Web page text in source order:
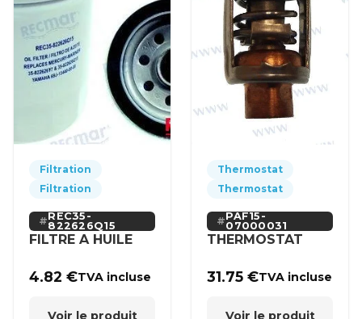
Filtration
Filtration
REC35-
822626Q15
FILTRE A HUILE
4.82€TVA incluse
Voir le produit
Thermostat
Thermostat
PAF15-
07000031
THERMOSTAT
31.75€TVA incluse
Voir le produit